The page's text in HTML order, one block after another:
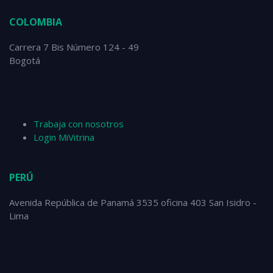
COLOMBIA
Carrera 7 Bis Número 124 - 49
Bogotá
Trabaja con nosotros
Login MiVitrina
PERÚ
Avenida República de Panamá 3535 oficina 403 San Isidro -
Lima